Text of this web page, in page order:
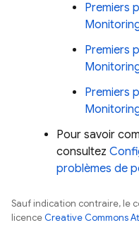
Premiers
Premiers
Premiers
Pour savoir
consultez
problèmes de
Sauf indication contraire, le
licenceCreative Commons